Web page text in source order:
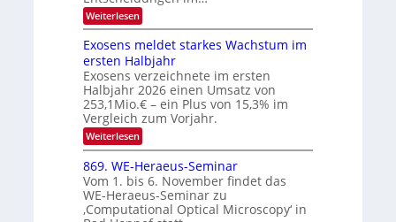
ak
s
I
S
I
O
N
2
0
2
6
Weiterlesen:
W
n
n
d
i
e
K
I
m
i
t
d
e
n
k
Exosens meldet starkes Wachstum im
ersten Halbjahr
Exosens verzeichnete im ersten
Halbjahr 2026 einen Umsatz von
253,1Mio.€ – ein Plus von 15,3% im
Vergleich zum Vorjahr.
Weiterlesen:
E
x
o
s
e
n
869. WE-Heraeus-Seminar
Vom 1. bis 6. November findet das
WE-Heraeus-Seminar zu
‚Computational Optical Microscopy‘ in